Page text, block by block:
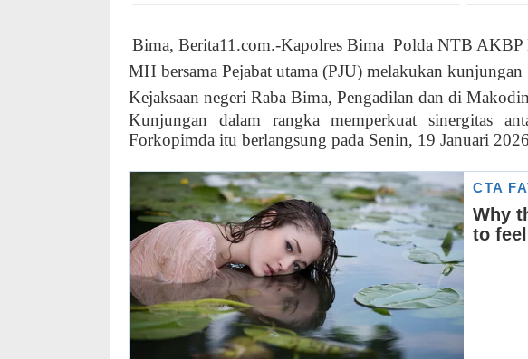
Bima, Berita11.com.-Kapolres Bima Polda NTB AKBP
MH bersama Pejabat utama (PJU) melakukan kunjungan
Kejaksaan negeri Raba Bima, Pengadilan dan di
Kunjungan dalam rangka memperkuat sinergitas
Forkopimda itu berlangsung pada Senin, 19 Januari